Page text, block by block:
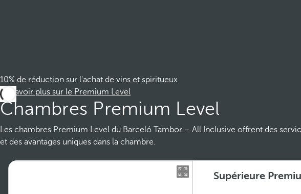
10% de réduction sur l'achat de vins et spiritueux
En savoir plus sur le Premium Level
Chambres Premium Level
Les chambres Premium Level du Barceló Tambor – All Inclusive offrent des
et des avantages uniques dans la chambre.
Supérieure